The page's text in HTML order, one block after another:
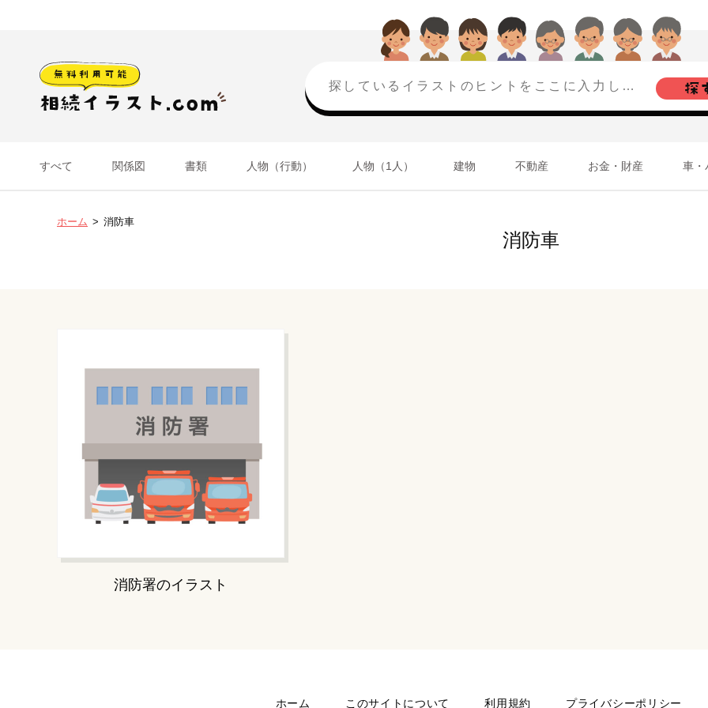
すべて 関係図 書類 人物（行動） 人物（1人） 建物 不動産 お金・財産 車・
消防車
ホーム 消防車
消防署のイラスト
ホーム このサイトについて 利用規約 プライバシーポリシー